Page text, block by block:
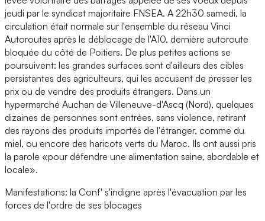
jeudi par le syndicat majoritaire FNSEA. A 22h30 samedi, la
circulation était normale sur l'ensemble du réseau Vinci
Autoroutes après le déblocage de l'A10, dernière autoroute
bloquée du côté de Poitiers. De plus petites actions se
poursuivent: les grandes surfaces sont d'ailleurs des cibles
persistantes des agriculteurs, qui les accusent de presser les
prix ou de vendre des produits étrangers. Dans un
hypermarché Auchan de Villeneuve-d'Ascq (Nord), quelques
dizaines de personnes sont entrées, sans violence, retirant
des rayons des produits importés de l'étranger, comme du
miel, ou encore des haricots verts du Maroc. Ils ont aussi pris
la parole «pour défendre une alimentation saine, abordable et
locale».
Manifestations: la Conf' s'indigne après l'évacuation par les
forces de l'ordre de ses blocages